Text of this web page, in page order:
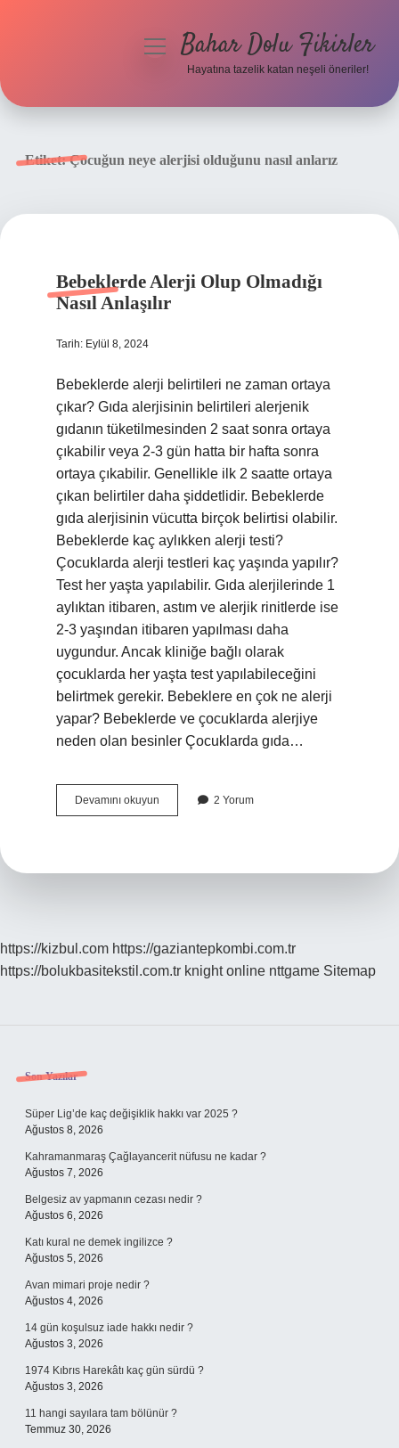
menüyüBahar Dolu Fikirler
Hayatına tazelik katan neşeli öneriler!
Etiket:Çocuğun neye alerjisi olduğunu nasıl anlarız
Bebeklerde Alerji Olup Olmadığı
Nasıl Anlaşılır
Tarih: Eylül 8, 2024
Bebeklerde alerji belirtileri ne zaman ortaya
çıkar? Gıda alerjisinin belirtileri alerjenik
gıdanın tüketilmesinden 2 saat sonra ortaya
çıkabilir veya 2-3 gün hatta bir hafta sonra
ortaya çıkabilir. Genellikle ilk 2 saatte ortaya
çıkan belirtiler daha şiddetlidir. Bebeklerde
gıda alerjisinin vücutta birçok belirtisi olabilir.
Bebeklerde kaç aylıkken alerji testi?
Çocuklarda alerji testleri kaç yaşında yapılır?
Test her yaşta yapılabilir. Gıda alerjilerinde 1
aylıktan itibaren, astım ve alerjik rinitlerde ise
2-3 yaşından itibaren yapılması daha
uygundur. Ancak kliniğe bağlı olarak
çocuklarda her yaşta test yapılabileceğini
belirtmek gerekir. Bebeklere en çok ne alerji
yapar? Bebeklerde ve çocuklarda alerjiye
neden olan besinler Çocuklarda gıda…
Devamını okuyun Bebeklerde
Alerji
2 Yorum
https://kizbul.com https://gaziantepkombi.com.tr
https://bolukbasitekstil.com.tr knight online nttgame Sitemap
Sidebar
Son Yazılar
Süper Lig’de kaç değişiklik hakkı var 2025 ?
Ağustos 8, 2026
Kahramanmaraş Çağlayancerit nüfusu ne kadar ?
Ağustos 7, 2026
Belgesiz av yapmanın cezası nedir ?
Ağustos 6, 2026
Katı kural ne demek ingilizce ?
Ağustos 5, 2026
Avan mimari proje nedir ?
Ağustos 4, 2026
14 gün koşulsuz iade hakkı nedir ?
Ağustos 3, 2026
1974 Kıbrıs Harekâtı kaç gün sürdü ?
Ağustos 3, 2026
11 hangi sayılara tam bölünür ?
Temmuz 30, 2026